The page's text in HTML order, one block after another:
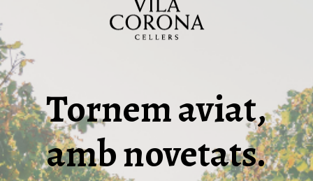
Tornem aviat,
amb novetats.